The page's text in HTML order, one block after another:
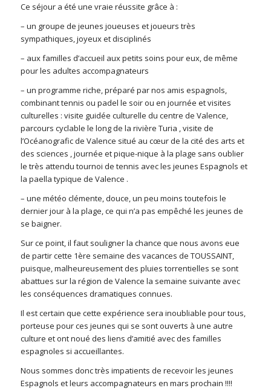
Ce séjour a été une vraie réussite grâce à :
– un groupe de jeunes joueuses et joueurs très
sympathiques, joyeux et disciplinés
– aux familles d’accueil aux petits soins pour eux, de même
pour les adultes accompagnateurs
– un programme riche, préparé par nos amis espagnols,
combinant tennis ou padel le soir ou en journée et visites
culturelles : visite guidée culturelle du centre de Valence,
parcours cyclable le long de la rivière Turia , visite de
l’Océanografic de Valence situé au cœur de la cité des arts et
des sciences , journée et pique-nique à la plage sans oublier
le très attendu tournoi de tennis avec les jeunes Espagnols et
la paella typique de Valence .
– une météo clémente, douce, un peu moins toutefois le
dernier jour à la plage, ce qui n’a pas empêché les jeunes de
se baigner.
Sur ce point, il faut souligner la chance que nous avons eue
de partir cette 1ère semaine des vacances de TOUSSAINT,
puisque, malheureusement des pluies torrentielles se sont
abattues sur la région de Valence la semaine suivante avec
les conséquences dramatiques connues.
Il est certain que cette expérience sera inoubliable pour tous,
porteuse pour ces jeunes qui se sont ouverts à une autre
culture et ont noué des liens d’amitié avec des familles
espagnoles si accueillantes.
Nous sommes donc très impatients de recevoir les jeunes
Espagnols et leurs accompagnateurs en mars prochain !!!!